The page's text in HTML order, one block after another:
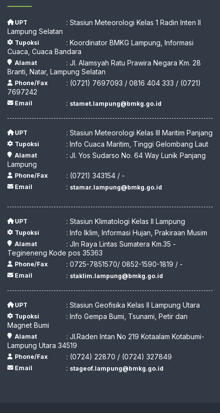
UPT
: Stasiun Meteorologi Kelas 1 Radin Inten II
Lampung Selatan
Tupoksi
: Koordinator BMKG Lampung, Informasi
Cuaca, Cuaca Bandara
Alamat
: Jl. Alamsyah Ratu Prawira Negara Km. 28
Branti, Natar, Lampung Selatan
Phone/Fax
: (0721) 7697093 / 0816 404 333 / (0721)
7697242
Email : stamet.lampung@bmkg.go.id
UPT : Stasiun Meteorologi Kelas III Maritim Panjang
Tupoksi : Info Cuaca Maritim, Tinggi Gelombang Laut
Alamat
: Jl. Yos Sudarso No. 64 Way Lunik Panjang
Lampung
Phone/Fax : (0721) 343154 / -
Email : stamar.lampung@bmkg.go.id
UPT : Stasiun Klimatologi Kelas II Lampung
Tupoksi : Info Iklim, Informasi Hujan, Prakiraan Musim
Alamat
: Jln Raya Lintas Sumatera Km.35 -
Tegineneng Kode pos 35363
Phone/Fax : 0725-7851570/ 0852-1590-1819 / -
Email : staklim.lampung@bmkg.go.id
UPT : Stasiun Geofisika Kelas II Lampung Utara
Tupoksi
: Info Gempa Bumi, Tsunami, Petir dan
Magnet Bumi
Alamat
: Jl.Raden Intan No 219 Kotaalam Kotabumi-
Lampung Utara 34519
Phone/Fax : (0724) 22870 / (0724) 327849
Email : stageof.lampung@bmkg.go.id